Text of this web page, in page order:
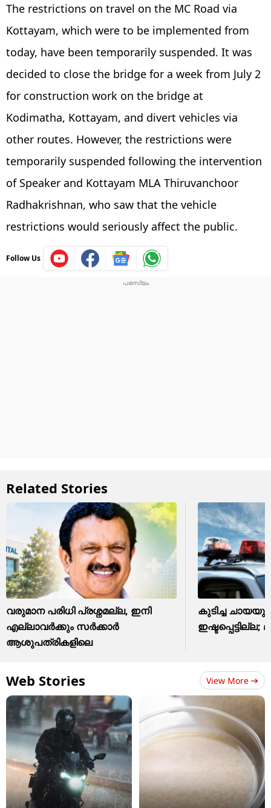
The restrictions on travel on the MC Road via
Kottayam, which were to be implemented from
today, have been temporarily suspended. It was
decided to close the bridge for a week from July 2
for construction work on the bridge at
Kodimatha, Kottayam, and divert vehicles via
other routes. However, the restrictions were
temporarily suspended following the intervention
of Speaker and Kottayam MLA Thiruvanchoor
Radhakrishnan, who saw that the vehicle
restrictions would seriously affect the public.
Follow Us
Related Stories
വരുമാന പരിധി പ്രശ്നമല്ല, ഇനി
എല്ലാവർക്കും സർക്കാർ
ആശുപത്രികളിലെ
കുടിച്ച
ഇഷ്ടപ്പെട്ടില്ല;
Web Stories View More